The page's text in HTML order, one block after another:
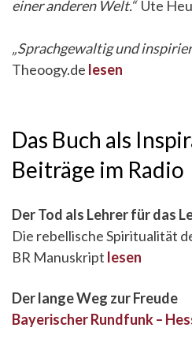
einer anderen Welt.“Ute
„Sprachgewaltig und
Theoogy.de lesen
Das Buch als
Beiträge im Radio
Der Tod als Lehrer für das
Die rebellische Spiritualität
BR Manuskript lesen
Der lange Weg zur Freude
Bayerischer Rundfunk –